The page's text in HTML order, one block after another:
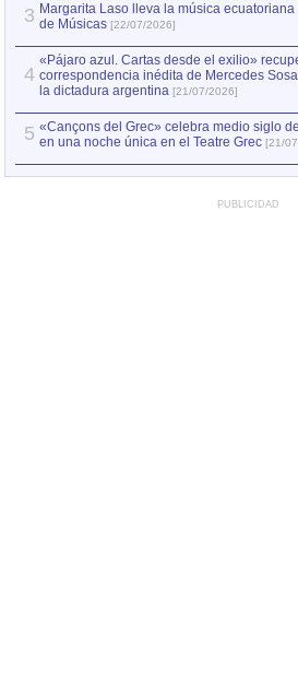
3 Margarita Laso lleva la música ecuatoriana
de Músicas [22/07/2026]
4
«Pájaro azul. Cartas desde el exilio»
correspondencia inédita de Mercedes
la dictadura argentina [21/07/2026]
5 «Cançons del Grec» celebra medio siglo
en una noche única en el Teatre Grec [21/
PUBLICIDAD